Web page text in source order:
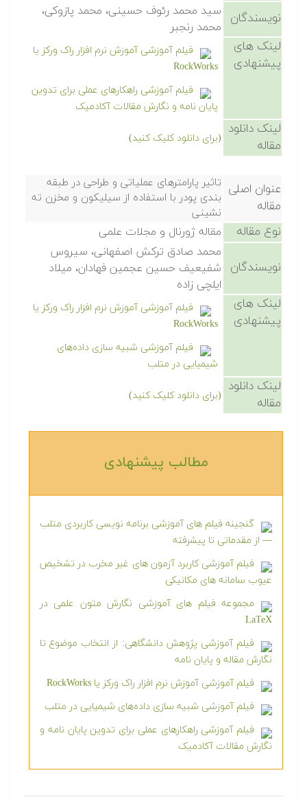
نویسندگان
سید محمد رئوف حسینی، محمد پازوکی،
محمد رنجبر
لینک های
پیشنهادی
فیلم آموزشی آموزش نرم افزار راک ورکز یا
RockWorks
فیلم آموزشی راهکارهای عملی برای تدوین
پایان نامه و نگارش مقالات آکادمیک
لینک دانلود
مقاله
(برای دانلود کلیک کنید)
عنوان اصلی
مقاله
تاثیر پارامترهای عملیاتی و طراحی در طبقه
بندی پودر با استفاده از سیلیکون و مخزن ته
نشینی
نوع مقاله مقاله ژورنال و مجلات علمی
نویسندگان
محمد صادق ترکش اصفهانی، سیروس
شفیعیف حسین عجمین فهادان، میلاد
ایلچی زاده
لینک های
پیشنهادی
فیلم آموزشی آموزش نرم افزار راک ورکز یا
RockWorks
فیلم آموزشی شبیه سازی داده‌های
شیمیایی در متلب
لینک دانلود
مقاله
(برای دانلود کلیک کنید)
مطالب پیشنهادی‎
گنجینه فیلم های آموزشی برنامه نویسی کاربردی متلب
— از مقدماتی تا پیشرفته
فیلم آموزشی کاربرد آزمون های غیر مخرب در تشخیص
عیوب سامانه های مکانیکی
مجموعه فیلم های آموزشی نگارش متون علمی در
LaTeX
فیلم آموزشی پژوهش دانشگاهی: از انتخاب موضوع تا
نگارش مقاله و پایان نامه
فیلم آموزشی آموزش نرم افزار راک ورکز یا RockWorks
فیلم آموزشی شبیه سازی داده‌های شیمیایی در متلب
فیلم آموزشی راهکارهای عملی برای تدوین پایان نامه و
نگارش مقالات آکادمیک